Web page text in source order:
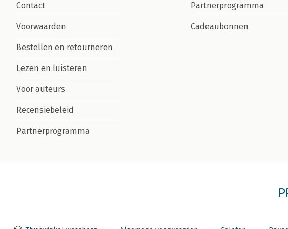
Contact
Voorwaarden
Bestellen en retourneren
Lezen en luisteren
Voor auteurs
Recensiebeleid
Partnerprogramma
Partnerprogramma
Cadeaubonnen